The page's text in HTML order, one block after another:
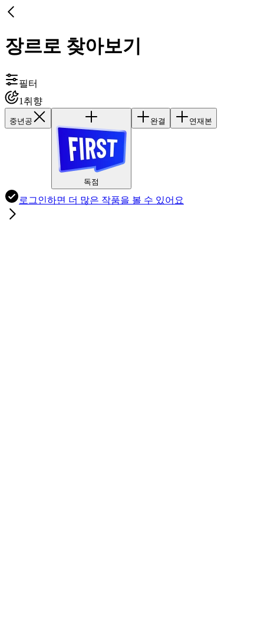
장르로 찾아보기
필터
1 취향
중년공
독점
완결 연재본
로그인하면 더 많은 작품을 볼 수 있어요